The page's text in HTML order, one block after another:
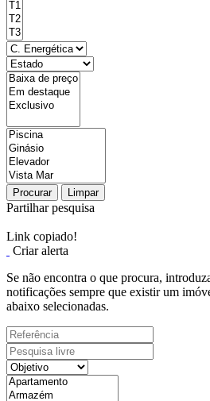
Procurar Limpar
Partilhar pesquisa
Link copiado!
Criar alerta
Se não encontra o que procura,
notificações sempre que existir um
abaixo selecionadas.